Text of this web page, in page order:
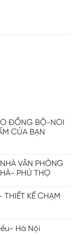
ĐỒNG BỘ-NƠI
CỦA BẠN
VĂN PHÒNG
PHÚ THỌ
KẾ CHẠM
Hà Nội